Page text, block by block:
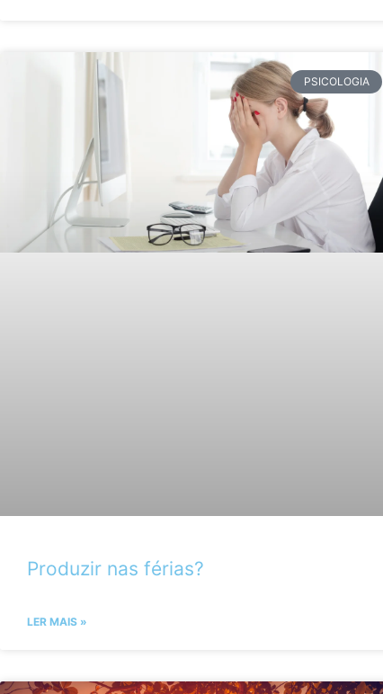
PSICOLOGIA
Produzir nas férias?
LER MAIS »